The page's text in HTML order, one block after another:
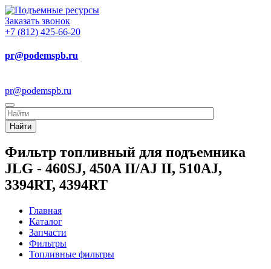
Заказать звонок
+7 (812) 425-66-20
pr@podemspb.ru
pr@podemspb.ru
Найти
Фильтр топливный для подъемника
JLG - 460SJ, 450A II/AJ II, 510AJ,
3394RT, 4394RT
Главная
Каталог
Запчасти
Фильтры
Топливные фильтры